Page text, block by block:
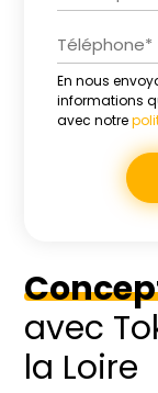
En nous
informations
avec notre
Alternative:
avec
la Loire